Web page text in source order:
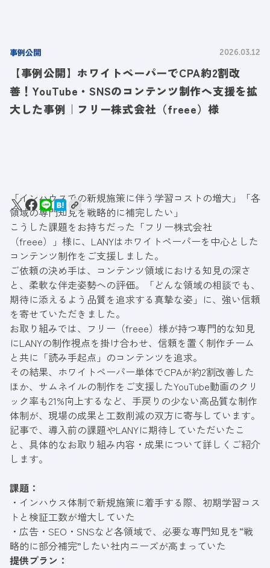
事例公開 2026.03.12
【事例公開】ホワイトペーパーでCPA約2割改
善！YouTube・SNSのコンテンツ制作へ支援を拡
大した事例｜フリー株式会社（freee）様
「インハウスでの新規施策に伴う学習コストの増大」「各
領域の専門知見を戦略的に補完したい」
こうした課題をお持ちだった「フリー株式会社
（freee）」様に、LANYはホワイトペーパーを中心とした
コンテンツ制作をご支援しました。
ご依頼の決め手は、コンテンツ領域における知見の深さ
と、柔軟な伴走姿勢への評価。「どんな領域の相談でも、
期待に添えるよう品質を追求する真摯な姿」に、強い信頼
を寄せていただきました。
お取り組みでは、フリー（freee）様が持つ専門的な知見
にLANYの制作視点を掛け合わせ、信頼を置く制作チーム
と共に「読み手起点」のコンテンツを追求。
その結果、ホワイトペーパー単体でCPAが約2割改善した
ほか、サムネイルの制作をご支援したYouTube動画のクリ
ック率も21%向上するなど、手戻りの少ない高品質な制作
体制が、現場の成果と工数削減の双方に寄与しています。
記事で、導入前の課題やLANYに期待していただいたこ
と、具体的なお取り組み内容・成果について詳しくご紹介
します。
課題：
・インハウス体制で新規施策に着手する際、初期学習コス
トと検証工数が増大していた
・広告・SEO・SNSなど各領域で、必要な専門知見を“戦
略的に部分補完”したい社内ニーズが高まっていた
提供プラン：